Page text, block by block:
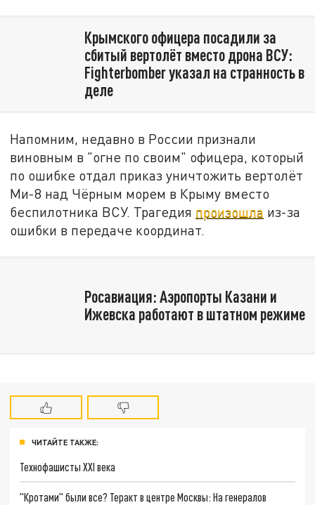
Крымского офицера посадили за
сбитый вертолёт вместо дрона ВСУ:
Fighterbomber указал на странность в
деле
Напомним, недавно в России признали
виновным в "огне по своим" офицера, который
по ошибке отдал приказ уничтожить вертолёт
Ми-8 над Чёрным морем в Крыму вместо
беспилотника ВСУ. Трагедия произошла из-за
ошибки в передаче координат.
Росавиация: Аэропорты Казани и
Ижевска работают в штатном режиме
ЧИТАЙТЕ ТАКЖЕ:
Технофашисты XXI века
"Кротами" были все? Теракт в центре Москвы: На генералов